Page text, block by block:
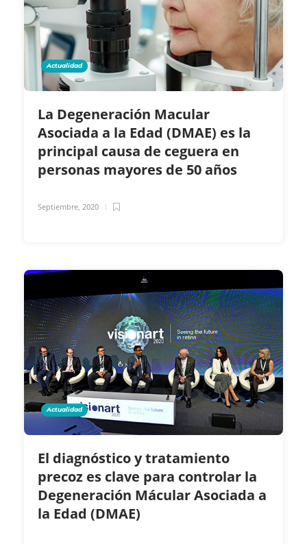
Actualidad
La Degeneración Macular
Asociada a la Edad (DMAE) es la
principal causa de ceguera en
personas mayores de 50 años
Septiembre, 2020
Actualidad
El diagnóstico y tratamiento
precoz es clave para controlar la
Degeneración Mácular Asociada a
la Edad (DMAE)